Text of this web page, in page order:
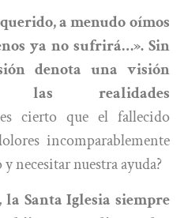
a menudo oímos
ya no sufrirá…». Sin
denota una visión
las realidades
cierto que el fallecido
incomparablemente
necesitar nuestra ayuda?
la Santa Iglesia siempre